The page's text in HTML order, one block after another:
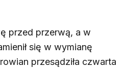
przed przerwą, a w
się w wymianę
przesądziła czwarta